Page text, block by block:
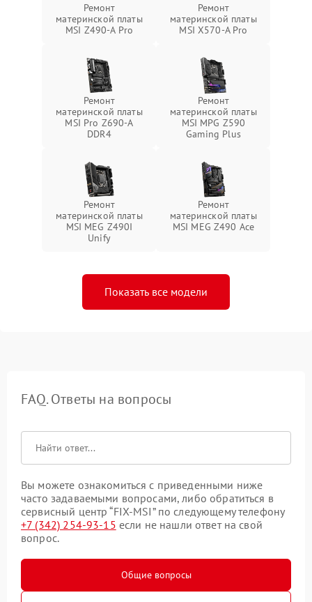
Ремонт
материнской платы
MSI Z490-A Pro
Ремонт
материнской платы
MSI X570-A Pro
Ремонт
материнской платы
MSI Pro Z690-A
DDR4
Ремонт
материнской платы
MSI MPG Z590
Gaming Plus
Ремонт
материнской платы
MSI MEG Z490I
Unify
Ремонт
материнской платы
MSI MEG Z490 Ace
Показать все модели
FAQ. Ответы на вопросы
Вы можете ознакомиться с приведенными ниже
часто задаваемыми вопросами, либо обратиться в
сервисный центр “FIX-MSI” по следующему телефону
+7 (342) 254-93-15 если не нашли ответ на свой
вопрос.
Общие вопросы